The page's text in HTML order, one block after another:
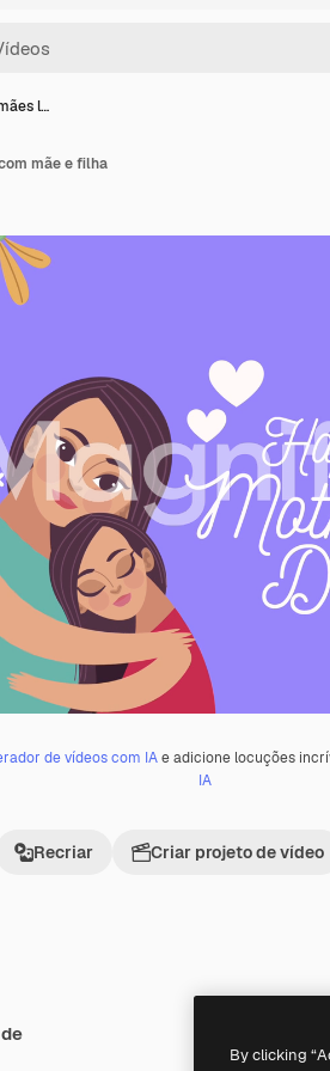
l…
de vídeos com IAe adicione locuções
IA
Recriar Criar projeto de vídeo
mãe e filha
By clicking